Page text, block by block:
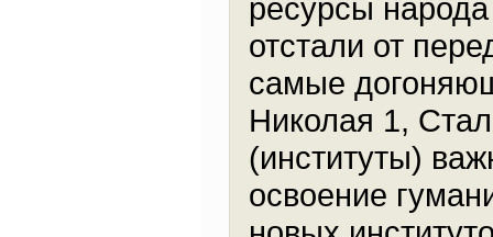
ресурсы
отстали от
самые
Николая 1,
(институты)
освоение